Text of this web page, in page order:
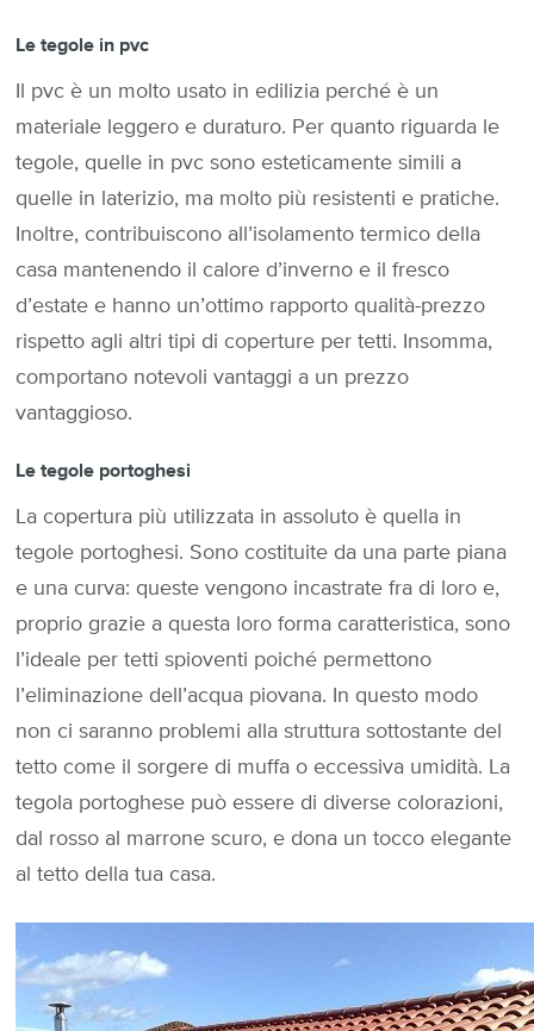
Le tegole in pvc
Il pvc è un molto usato in edilizia perché è un
materiale leggero e duraturo. Per quanto riguarda le
tegole, quelle in pvc sono esteticamente simili a
quelle in laterizio, ma molto più resistenti e pratiche.
Inoltre, contribuiscono all’isolamento termico della
casa mantenendo il calore d’inverno e il fresco
d’estate e hanno un’ottimo rapporto qualità-prezzo
rispetto agli altri tipi di coperture per tetti. Insomma,
comportano notevoli vantaggi a un prezzo
vantaggioso.
Le tegole portoghesi
La copertura più utilizzata in assoluto è quella in
tegole portoghesi. Sono costituite da una parte piana
e una curva: queste vengono incastrate fra di loro e,
proprio grazie a questa loro forma caratteristica, sono
l’ideale per tetti spioventi poiché permettono
l’eliminazione dell’acqua piovana. In questo modo
non ci saranno problemi alla struttura sottostante del
tetto come il sorgere di muffa o eccessiva umidità. La
tegola portoghese può essere di diverse colorazioni,
dal rosso al marrone scuro, e dona un tocco elegante
al tetto della tua casa.